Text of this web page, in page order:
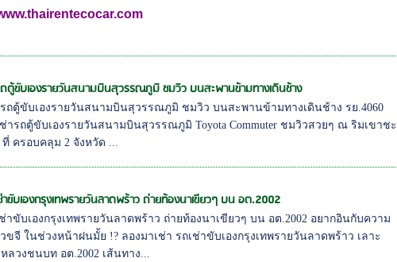
ถตู้ขับเองรายวันสนามบินสุวรรณภูมิ ชมวิว บนสะพานข้ามทางเดินช้าง
รถตู้ขับเองรายวันสนามบินสุวรรณภูมิ ชมวิว บนสะพานข้ามทางเดินช้าง รย.4060
ารถตู้ขับเองรายวันสนามบินสุวรรณภูมิ Toyota Commuter ชมวิวสวยๆ ณ ริมเขาชะ
ที่ ครอบคลุม 2 จังหวัด ...
าขับเองกรุงเทพรายวันลาดพร้าว ถ่ายท้องนาเขียวๆ บน อต.2002
าขับเองกรุงเทพรายวันลาดพร้าว ถ่ายท้องนาเขียวๆ บน อต.2002 อยากอินกับความ
ขจี ในช่วงหน้าฝนมั้ย !? ลองมาเช่า รถเช่าขับเองกรุงเทพรายวันลาดพร้าว เลาะ
ลวงชนบท อต.2002 เส้นทาง...